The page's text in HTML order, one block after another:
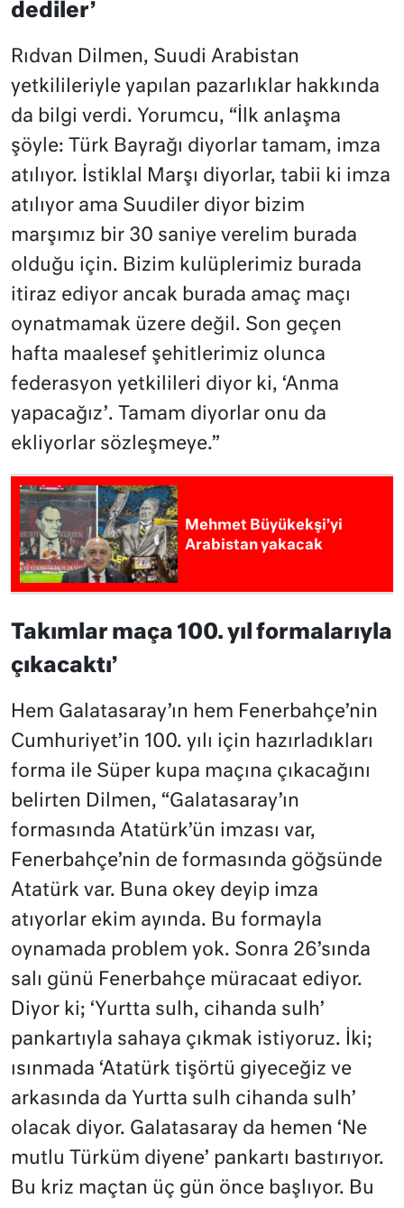
dediler’
Rıdvan Dilmen, Suudi Arabistan
yetkilileriyle yapılan pazarlıklar hakkında
da bilgi verdi. Yorumcu, “İlk anlaşma
şöyle: Türk Bayrağı diyorlar tamam, imza
atılıyor. İstiklal Marşı diyorlar, tabii ki imza
atılıyor ama Suudiler diyor bizim
marşımız bir 30 saniye verelim burada
olduğu için. Bizim kulüplerimiz burada
itiraz ediyor ancak burada amaç maçı
oynatmamak üzere değil. Son geçen
hafta maalesef şehitlerimiz olunca
federasyon yetkilileri diyor ki, ‘Anma
yapacağız’. Tamam diyorlar onu da
ekliyorlar sözleşmeye.”
Mehmet Büyükekşi’yi
Arabistan yakacak
Takımlar maça 100. yıl formalarıyla
çıkacaktı’
Hem Galatasaray’ın hem Fenerbahçe’nin
Cumhuriyet’in 100. yılı için hazırladıkları
forma ile Süper kupa maçına çıkacağını
belirten Dilmen, “Galatasaray’ın
formasında Atatürk’ün imzası var,
Fenerbahçe’nin de formasında göğsünde
Atatürk var. Buna okey deyip imza
atıyorlar ekim ayında. Bu formayla
oynamada problem yok. Sonra 26’sında
salı günü Fenerbahçe müracaat ediyor.
Diyor ki; ‘Yurtta sulh, cihanda sulh’
pankartıyla sahaya çıkmak istiyoruz. İki;
ısınmada ‘Atatürk tişörtü giyeceğiz ve
arkasında da Yurtta sulh cihanda sulh’
olacak diyor. Galatasaray da hemen ‘Ne
mutlu Türküm diyene’ pankartı bastırıyor.
Bu kriz maçtan üç gün önce başlıyor. Bu